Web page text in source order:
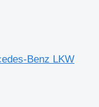
Benz LKW